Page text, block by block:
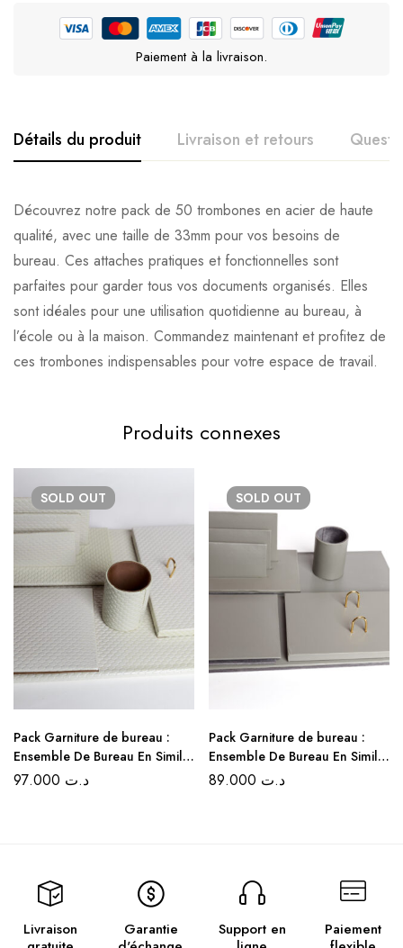
Paiement à la livraison.
Détails du produit Livraison et retours
Découvrez notre pack de 50 trombones en acier de haute
qualité, avec une taille de 33mm pour vos besoins de
bureau. Ces attaches pratiques et fonctionnelles sont
parfaites pour garder tous vos documents organisés. Elles
sont idéales pour une utilisation quotidienne au bureau, à
l’école ou à la maison. Commandez maintenant et profitez de
ces trombones indispensables pour votre espace de travail.
Produits connexes
SOLD OUT
Pack Garniture de bureau :
Ensemble De Bureau En Simili
cuir Croco 5 Pièces – Couleur
د.ت
SOLD OUT
Pack Garniture de bureau :
Ensemble De Bureau En Simili
cuir 5 Pièces – Couleur Gris
د.ت
Livraison
Garantie
Support en
Paiement